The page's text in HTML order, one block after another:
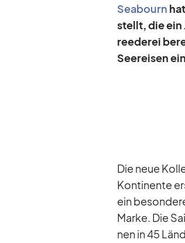
Sea­bourn
stellt, die ein
ree­de­rei
See­rei­sen
Die neue
Kon­ti­nente
ein
Marke. Die
nen in 45